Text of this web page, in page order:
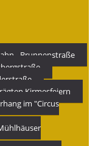
- Brunnenstraße
Kirmesfeiern
im "Circus